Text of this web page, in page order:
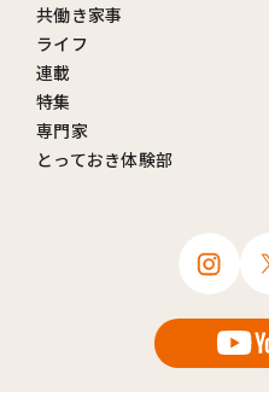
共働き家事
ライフ
連載
特集
専門家
とっておき体験部